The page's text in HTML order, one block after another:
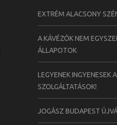
EXTRÉM ALACSONY
A KÁVÉZÓK NEM
ÁLLAPOTOK
LEGYENEK INGYENESEK
SZOLGÁLTATÁSOK!
JOGÁSZ BUDAPEST